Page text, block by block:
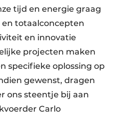
tijd en energie graag
totaalconcepten
en innovatie
projecten maken
specifieke oplossing op
gewenst, dragen
ons steentje bij aan
Carlo